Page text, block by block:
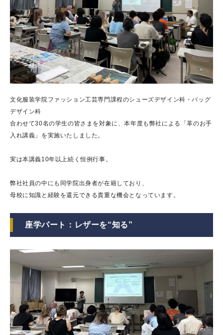
文化服装学院ファッション工芸専門課程のシューズデザイン科・バッグ
デザイン科
合わせて30名の学生の皆さまを対象に、本年度も弊社による「革のお手
入れ講義」を実施いたしました。
実は本講義10年以上続く恒例行事。
弊社社員の中にも同学院出身者が在籍しており、
母校に知識と経験を還元できる貴重な機会となっています。
座学パート：レザーを“知る”